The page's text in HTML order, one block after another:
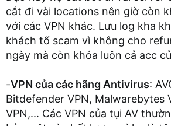
cắt đi vài locations nên giờ còn
với các VPN khác. Lưu log kha
khách tố scam vì không cho
ngày mà còn khóa luôn cả acc
-VPN của các hãng Antivirus:
Bitdefender VPN, Malwarebytes
VPN,... Các VPN của tụi AV